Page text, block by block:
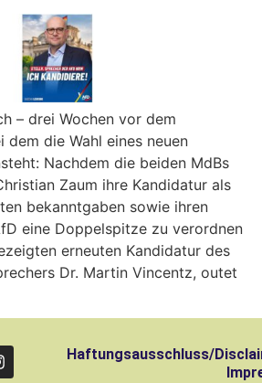
– drei Wochen vor dem
dem die Wahl eines neuen
Nachdem die beiden MdBs
Zaum ihre Kandidatur als
bekanntgaben sowie ihren
eine Doppelspitze zu verordnen
erneuten Kandidatur des
Dr. Martin Vincentz, outet
Haftungsausschluss/